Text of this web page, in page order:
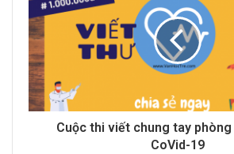
m
a
i
l
a
d
Cuộc thi viết chung tay
CoVid-19